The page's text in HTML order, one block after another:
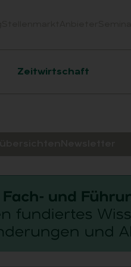
Zeitwirtschaft